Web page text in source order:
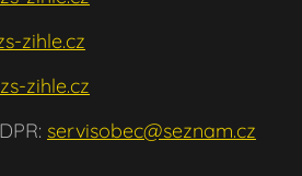
zihle.cz
zihle.cz
servisobec@seznam.cz